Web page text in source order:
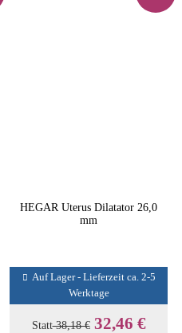
HEGAR Uterus Dilatator 26,0
mm
Auf Lager - Lieferzeit ca. 2-5
Werktage
Statt38,18 € 32,46 €